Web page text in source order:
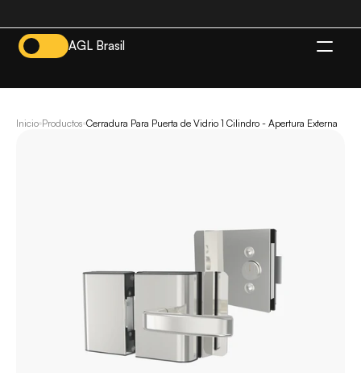
AGL Brasil
Inicio Productos Cerradura Para Puerta de Vidrio 1 Cilindro - Apertura Externa